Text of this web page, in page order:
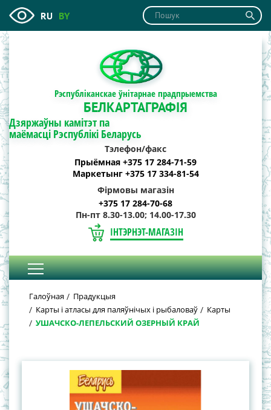
RU BY
Рэспубліканскае ўнітарнае прадпрыемства
БЕЛКАРТАГРАФІЯ
Дзяржаўны камітэт па
маёмасці Рэспублікі Беларусь
Тэлефон/факс
Прыёмная +375 17 284-71-59
Маркетынг +375 17 334-81-54
Фірмовы магазін
+375 17 284-70-68
Пн-пт 8.30-13.00; 14.00-17.30
ІНТЭРНЭТ-МАГАЗІН
Галоўная
Прадукцыя
Карты і атласы для паляўнічых і рыбаловаў
Карты
УШАЧСКО-ЛЕПЕЛЬСКИЙ ОЗЕРНЫЙ КРАЙ